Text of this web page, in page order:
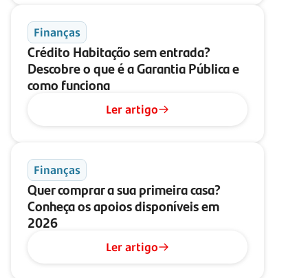
Finanças
Crédito Habitação sem entrada?
Descobre o que é a Garantia Pública e
como funciona
Ler artigo
Finanças
Quer comprar a sua primeira casa?
Conheça os apoios disponíveis em
2026
Ler artigo